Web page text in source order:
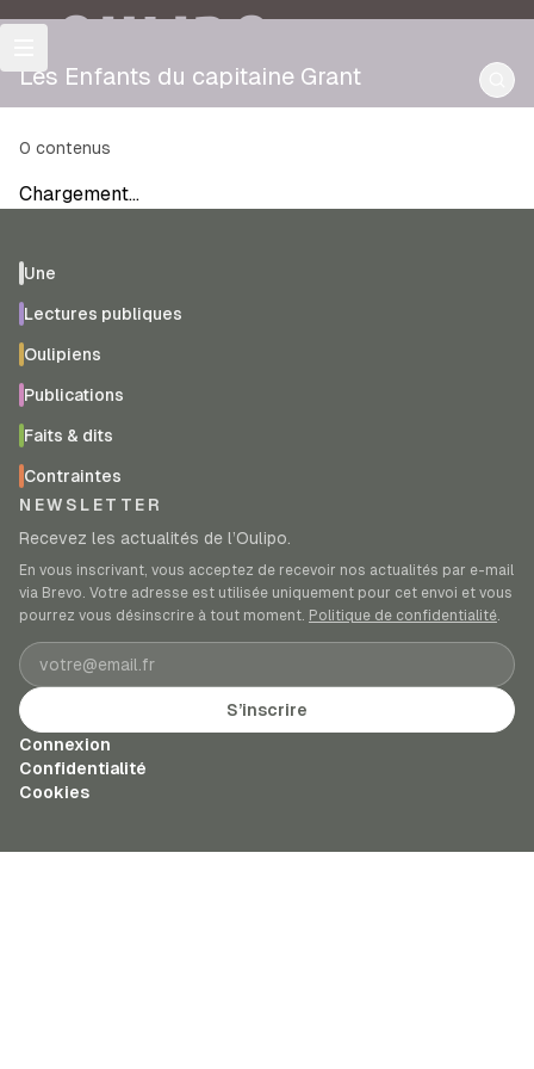
OULIPO
Les Enfants du capitaine Grant
0 contenus
Chargement…
Une
Lectures publiques
Oulipiens
Publications
Faits & dits
Contraintes
NEWSLETTER
Recevez les actualités de l’Oulipo.
En vous inscrivant, vous acceptez de recevoir nos actualités par e-mail
via Brevo. Votre adresse est utilisée uniquement pour cet envoi et vous
pourrez vous désinscrire à tout moment. Politique de confidentialité.
Adresse e-mail
S’inscrire
Connexion
Confidentialité
Cookies